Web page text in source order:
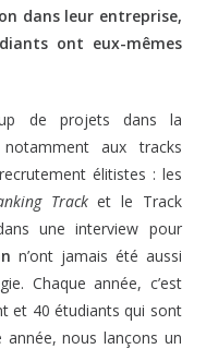
dans leur entreprise,
ont eux-mêmes
de projets dans la
aux tracks
élitistes : les
Tracket le Track
une interview pour
n’ont jamais été aussi
Chaque année, c’est
et 40 étudiants qui sont
année, nous lançons un